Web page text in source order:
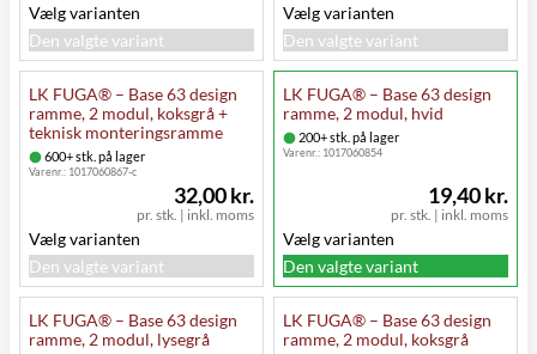
Vælg varianten
Den valgte variant
Vælg varianten
Den valgte variant
LK FUGA® – Base 63 design
ramme, 2 modul, koksgrå +
teknisk monteringsramme
600+ stk. på lager
Varenr.: 1017060867-c
pr. stk. | inkl. moms
32,00 kr.
Vælg varianten
Den valgte variant
LK FUGA® – Base 63 design
ramme, 2 modul, hvid
200+ stk. på lager
Varenr.: 1017060854
pr. stk. | inkl. moms
19,40 kr.
Vælg varianten
Den valgte variant
LK FUGA® – Base 63 design
ramme, 2 modul, lysegrå
LK FUGA® – Base 63 design
ramme, 2 modul, koksgrå